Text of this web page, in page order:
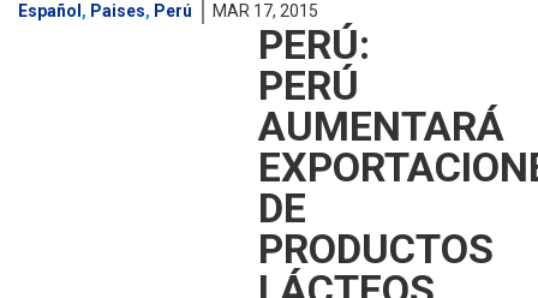
Español , Paises, Perú MAR 17, 2015
PERÚ:
PERÚ
AUMENTARÁ
DE
PRODUCTOS